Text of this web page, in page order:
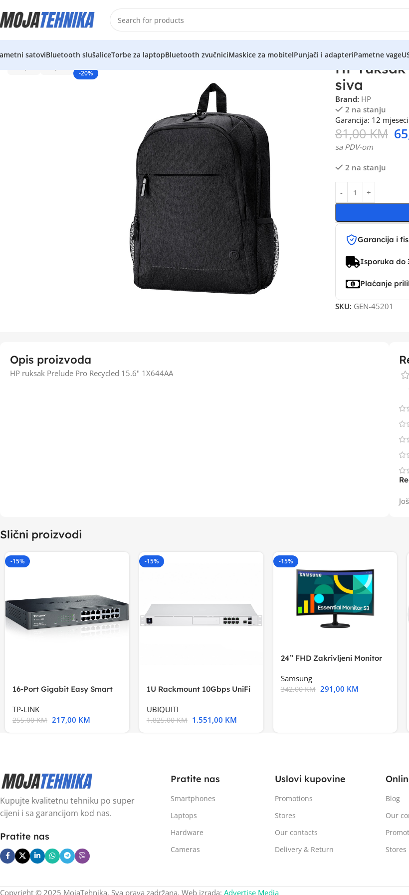
satoviBluetooth slušaliceTorbe za laptopBluetooth zvučniciMaskice za mobitelPunjači i adapteriPametne vage
-20%
HP ruksak
siva
Brand: HP
2 na stanju
Garancija: 12 mjeseci
81,00KM
sa PDV-om
2 na stanju
Garancija i
Isporuka do
Plaćanje
SKU: GEN-45201
Opis proizvoda
HP ruksak Prelude Pro Recycled 15.6" 1X644AA
Slični proizvodi
-15%
16-Port Gigabit Easy Smart
TP-LINK
255,00KM 217,00 KM
-15%
1U Rackmount 10Gbps UniFi
UBIQUITI
1.825,00KM 1.551,00 KM
-15%
24” FHD Zakrivljeni Monitor
Samsung
342,00KM 291,00 KM
Kupujte kvalitetnu tehniku po super
cijeni i sa garancijom kod nas.
Pratite nas
Pratite nas
Smartphones
Laptops
Hardware
Cameras
Uslovi kupovine
Promotions
Stores
Our contacts
Delivery & Return
Blog
Our
Stores
Copyright © 2025 MojaTehnika. Sva prava zadržana. Web izrada: Advertise Media